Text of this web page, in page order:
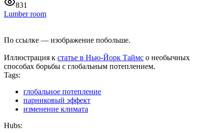
831
Lumber room
По ссылке — изображение побольше.
Иллюстрация к статье в Нью-Йорк Таймс о необычных
способах борьбы с глобальным потеплением.
Tags:
глобальное потепление
парниковый эффект
изменение климата
Hubs: